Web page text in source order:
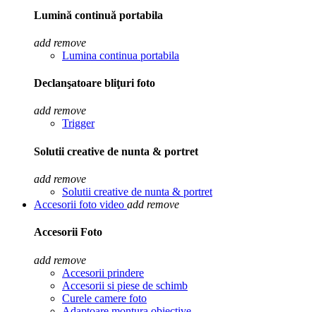
Lumină continuă portabila
add remove
Lumina continua portabila
Declanşatoare bliţuri foto
add remove
Trigger
Solutii creative de nunta & portret
add remove
Solutii creative de nunta & portret
Accesorii foto video add remove
Accesorii Foto
add remove
Accesorii prindere
Accesorii si piese de schimb
Curele camere foto